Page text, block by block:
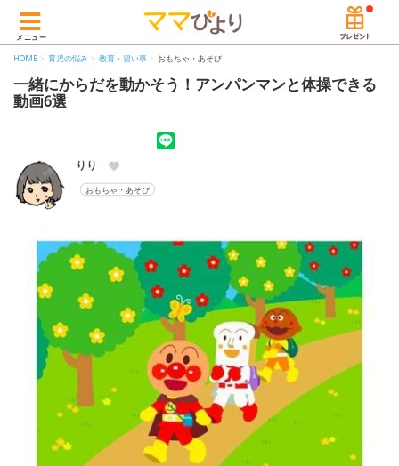
メニュー
HOME 育児の悩み 教育・習い事 おもちゃ・あそび
一緒にからだを動かそう！アンパンマンと体操できる
動画6選
りり
おもちゃ・あそび